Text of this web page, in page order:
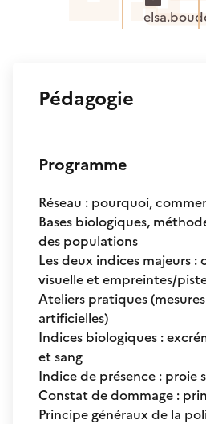
Pédagogie
Programme
Réseau : pourquoi,
Bases biologiques,
des populations
Les deux indices majeurs :
visuelle et empreintes/
Ateliers pratiques
artificielles)
Indices biologiques :
et sang
Indice de présence : proie
Constat de dommage :
Principe généraux de la